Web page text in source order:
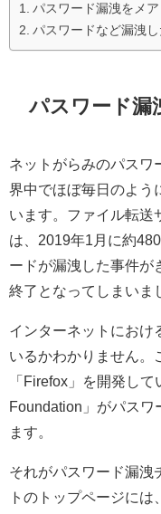
パスワード漏洩をメ
パスワードなど漏洩
パスワード漏
ネットがらみのパスワ
界中でほぼ毎日のよう
います。ファイル転送
は、2019年1月に約
ードが漏洩した事件が
終了となってしまいま
インターネットにおけ
いるかわかりません。
「Firefox」を開発し
Foundation」がパスワ
ます。
それがパスワード漏洩
トのトップページに